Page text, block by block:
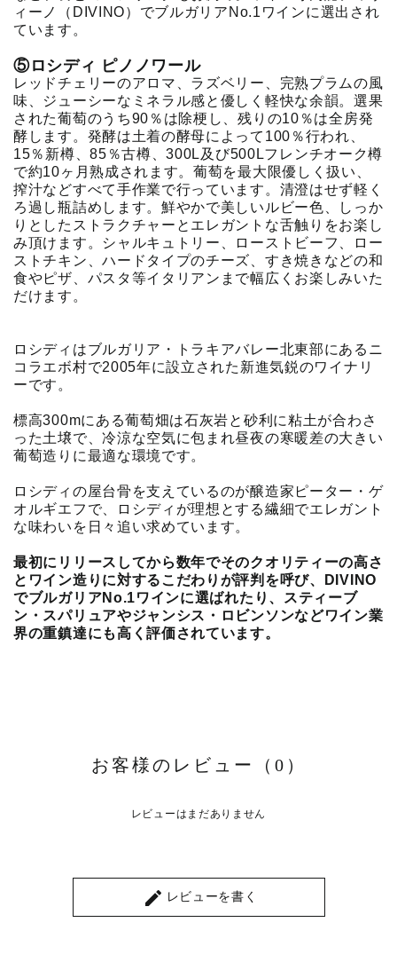
ィーノ（DIVINO）でブルガリアNo.1ワインに選出され
ています。
⑤ロシディ ピノノワール
レッドチェリーのアロマ、ラズベリー、完熟プラムの風
味、ジューシーなミネラル感と優しく軽快な余韻。選果
された葡萄のうち90％は除梗し、残りの10％は全房発
酵します。発酵は土着の酵母によって100％行われ、
15％新樽、85％古樽、300L及び500Lフレンチオーク樽
で約10ヶ月熟成されます。葡萄を最大限優しく扱い、
搾汁などすべて手作業で行っています。清澄はせず軽く
ろ過し瓶詰めします。鮮やかで美しいルビー色、しっか
りとしたストラクチャーとエレガントな舌触りをお楽し
み頂けます。シャルキュトリー、ローストビーフ、ロー
ストチキン、ハードタイプのチーズ、すき焼きなどの和
食やピザ、パスタ等イタリアンまで幅広くお楽しみいた
だけます。
ロシディはブルガリア・トラキアバレー北東部にあるニ
コラエボ村で2005年に設立された新進気鋭のワイナリ
ーです。
標高300mにある葡萄畑は石灰岩と砂利に粘土が合わさ
った土壌で、冷涼な空気に包まれ昼夜の寒暖差の大きい
葡萄造りに最適な環境です。
ロシディの屋台骨を支えているのが醸造家ピーター・ゲ
オルギエフで、ロシディが理想とする繊細でエレガント
な味わいを日々追い求めています。
最初にリリースしてから数年でそのクオリティーの高さ
とワイン造りに対するこだわりが評判を呼び、DIVINO
でブルガリアNo.1ワインに選ばれたり、スティーブ
ン・スパリュアやジャンシス・ロビンソンなどワイン業
界の重鎮達にも高く評価されています。
お客様のレビュー（0）
レビューはまだありません
create レビューを書く